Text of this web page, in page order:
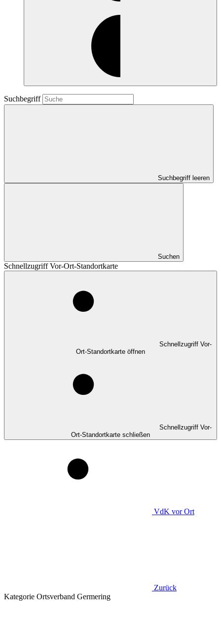
Suchbegriff
Suchbegriff leeren
Suchen
Schnellzugriff Vor-Ort-Standortkarte
Schnellzugriff Vor-
Ort-Standortkarte öffnen
Schnellzugriff Vor-
Ort-Standortkarte schließen
VdK vor Ort
Zurück
Kategorie Ortsverband Germering